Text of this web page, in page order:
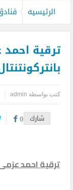
الرئيسيه
ترقية
كتب بواسطة admin
شارك 0
ترقية احمد